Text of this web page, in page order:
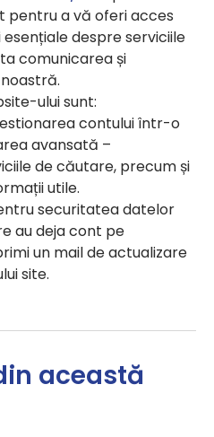
a vă oferi acces
despre serviciile
comunicarea și
ului sunt:
contului într-o
avansată –
de căutare, precum și
utile.
securitatea datelor
au deja cont pe
un mail de actualizare
site.
această